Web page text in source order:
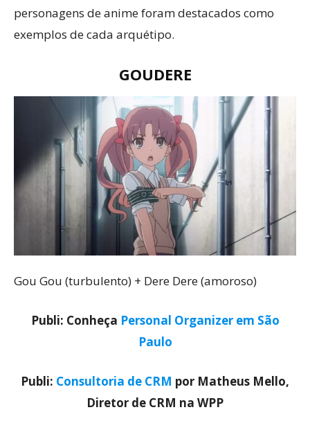
personagens de anime foram destacados como
exemplos de cada arquétipo.
GOUDERE
Gou Gou (turbulento) + Dere Dere (amoroso)
Publi: Conheça Personal Organizer em São
Paulo
Publi: Consultoria de CRM por Matheus Mello,
Diretor de CRM na WPP